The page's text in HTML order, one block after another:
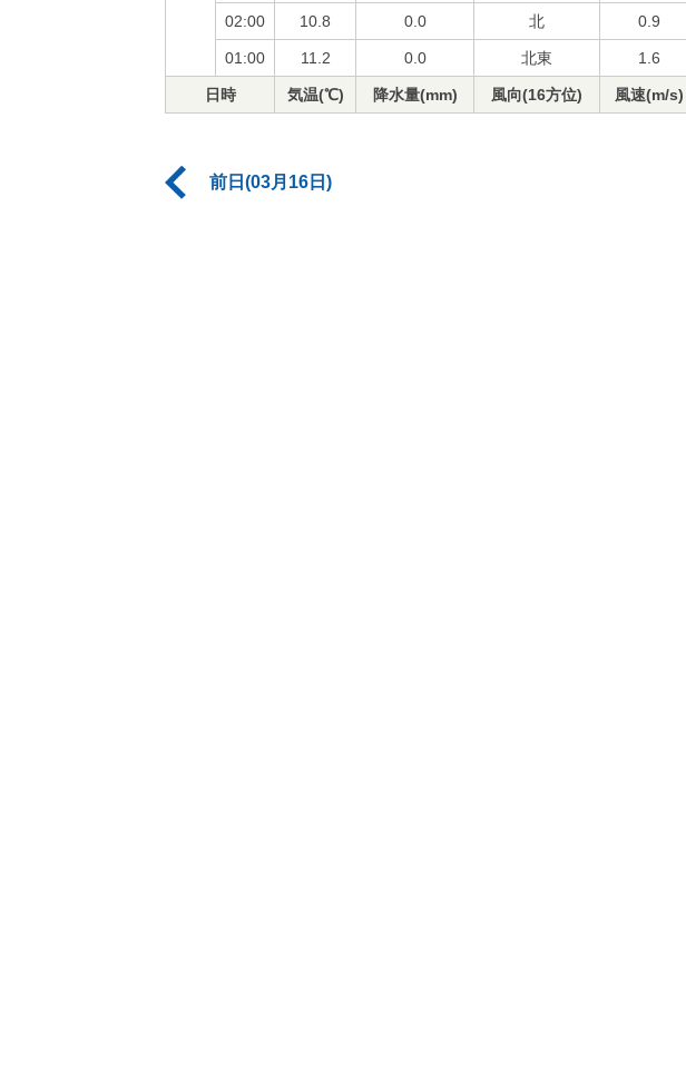
02:00 10.8 0.0 北 0.9
01:00 11.2 0.0 北東 1.6
日時 気温(℃) 降水量(mm) 風向(16方位) 風速(m/s)
前日(03月16日)